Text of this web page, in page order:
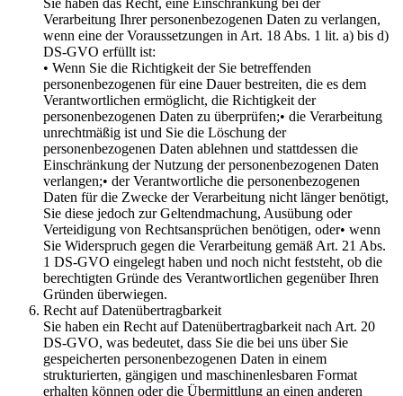
Verarbeitung Ihrer personenbezogenen Daten zu verlangen,
wenn eine der Voraussetzungen in Art. 18 Abs. 1 lit. a) bis d)
DS-GVO erfüllt ist:
• Wenn Sie die Richtigkeit der Sie betreffenden
personenbezogenen für eine Dauer bestreiten, die es dem
Verantwortlichen ermöglicht, die Richtigkeit der
personenbezogenen Daten zu überprüfen;• die Verarbeitung
unrechtmäßig ist und Sie die Löschung der
personenbezogenen Daten ablehnen und stattdessen die
Einschränkung der Nutzung der personenbezogenen Daten
verlangen;• der Verantwortliche die personenbezogenen
Daten für die Zwecke der Verarbeitung nicht länger benötigt,
Sie diese jedoch zur Geltendmachung, Ausübung oder
Verteidigung von Rechtsansprüchen benötigen, oder• wenn
Sie Widerspruch gegen die Verarbeitung gemäß Art. 21 Abs.
1 DS-GVO eingelegt haben und noch nicht feststeht, ob die
berechtigten Gründe des Verantwortlichen gegenüber Ihren
Gründen überwiegen.
Recht auf Datenübertragbarkeit
Sie haben ein Recht auf Datenübertragbarkeit nach Art. 20
DS-GVO, was bedeutet, dass Sie die bei uns über Sie
gespeicherten personenbezogenen Daten in einem
strukturierten, gängigen und maschinenlesbaren Format
erhalten können oder die Übermittlung an einen anderen